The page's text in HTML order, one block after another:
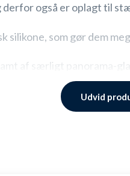
derfor også er oplagt til
silikone, som gør dem
af særligt panorama-
Dertil er der
Udvid